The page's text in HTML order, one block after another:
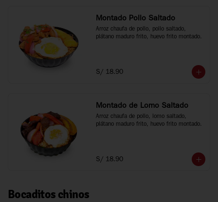
Montado Pollo Saltado
Arroz chaufa de pollo, pollo saltado,
plátano maduro frito, huevo frito montado.
S/ 18.90
Montado de Lomo Saltado
Arroz chaufa de pollo, lomo saltado,
plátano maduro frito, huevo frito montado.
S/ 18.90
Bocaditos chinos